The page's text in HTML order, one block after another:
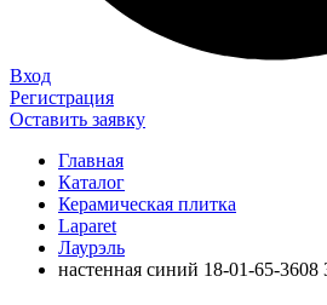
Вход
Регистрация
Оставить заявку
Главная
Каталог
Керамическая плитка
Laparet
Лаурэль
настенная синий 18-01-65-3608